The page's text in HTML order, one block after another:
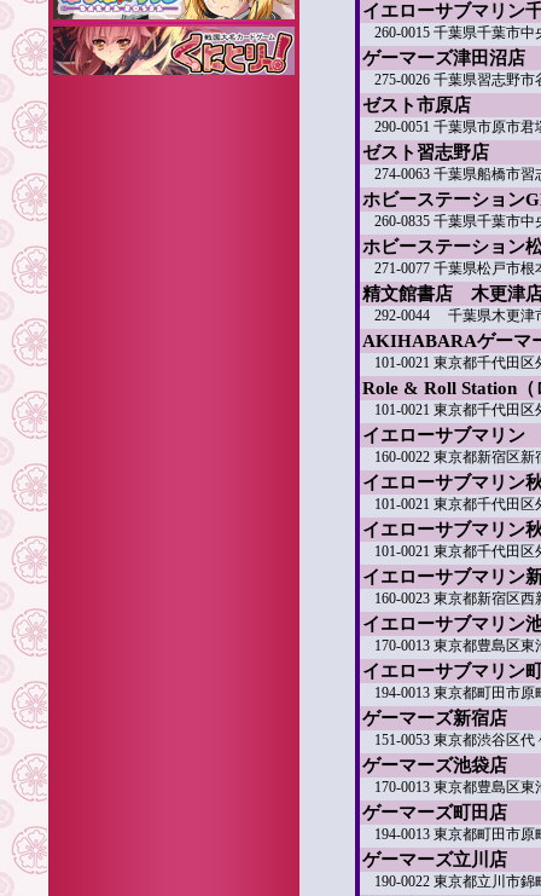
イエローサブマリン
260-0015 千葉県千葉市
ゲーマーズ津田沼店
275-0026 千葉県習志野
ゼスト市原店
290-0051 千葉県市原市君
ゼスト習志野店
274-0063 千葉県船橋市習
ホビーステーション
260-0835 千葉県千葉市中
ホビーステーション
271-0077 千葉県松戸市
精文館書店 木更津
292-0044 千葉県木更津
AKIHABARAゲーマ
101-0021 東京都千代田
Role & Roll Station（
101-0021 東京都千代田
イエローサブマリン
160-0022 東京都新宿区
イエローサブマリン
101-0021 東京都千代田
イエローサブマリン
101-0021 東京都千代田
イエローサブマリン
160-0023 東京都新宿区
イエローサブマリン
170-0013 東京都豊島区
イエローサブマリン
194-0013 東京都町田市
ゲーマーズ新宿店
151-0053 東京都渋谷区
ゲーマーズ池袋店
170-0013 東京都豊島区
ゲーマーズ町田店
194-0013 東京都町田市
ゲーマーズ立川店
190-0022 東京都立川市